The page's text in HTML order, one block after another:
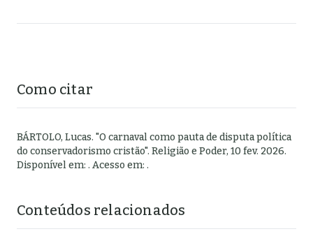
Como citar
BÁRTOLO, Lucas. "O carnaval como pauta de disputa política
do conservadorismo cristão". Religião e Poder, 10 fev. 2026.
Disponível em: . Acesso em: .
Conteúdos relacionados